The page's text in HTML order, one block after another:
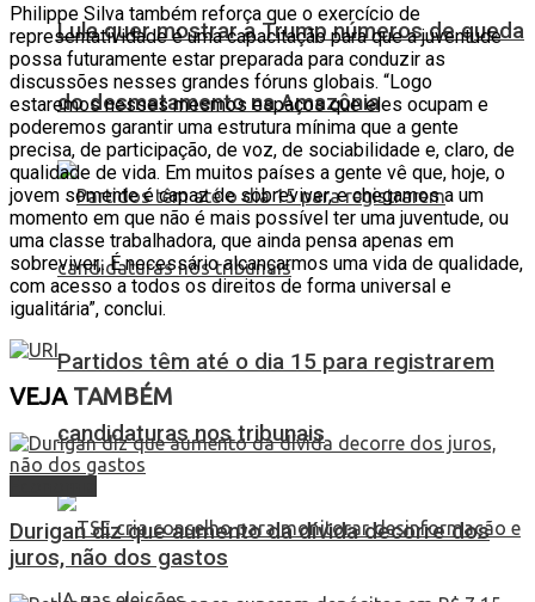
Lula quer mostrar a Trump números de queda
do desmatamento na Amazônia
Partidos têm até o dia 15 para registrarem
candidaturas nos tribunais
Philippe Silva também reforça que o exercício de
representatividade é uma capacitação para que a juventude
possa futuramente estar preparada para conduzir as
discussões nesses grandes fóruns globais. “Logo
estaremos nesses mesmos espaços que eles ocupam e
poderemos garantir uma estrutura mínima que a gente
precisa, de participação, de voz, de sociabilidade e, claro, de
qualidade de vida. Em muitos países a gente vê que, hoje, o
jovem somente é capaz de sobreviver, e chegamos a um
momento em que não é mais possível ter uma juventude, ou
uma classe trabalhadora, que ainda pensa apenas em
sobreviver,. É necessário alcançarmos uma vida de qualidade,
com acesso a todos os direitos de forma universal e
igualitária”, conclui.
VEJATAMBÉM
Durigan diz que aumento da dívida decorre dos
juros, não dos gastos